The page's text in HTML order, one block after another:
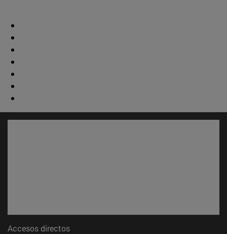
Accesos directos